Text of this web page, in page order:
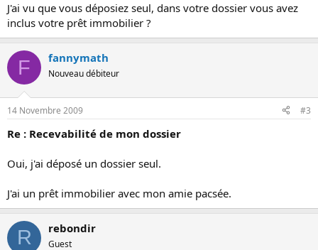
J'ai vu que vous déposiez seul, dans votre dossier vous avez
inclus votre prêt immobilier ?
F fannymath
Nouveau débiteur
14 Novembre 2009 #3
Re : Recevabilité de mon dossier
Oui, j'ai déposé un dossier seul.
J'ai un prêt immobilier avec mon amie pacsée.
R rebondir
Guest